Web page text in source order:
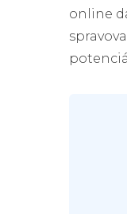
online